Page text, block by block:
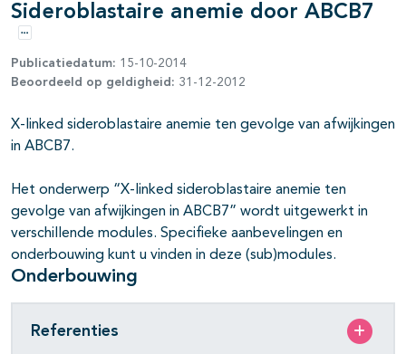
open- en dichtklappen
open- en dichtklappen
open- en dichtklappen
open- en dichtklappen
open- en dichtklappen
Sideroblastaire anemie door ABCB7
Opties
Publicatiedatum: 15-10-2014
Beoordeeld op geldigheid: 31-12-2012
X-linked sideroblastaire anemie ten gevolge van afwijkingen
in ABCB7.
Het onderwerp “X-linked sideroblastaire anemie ten
gevolge van afwijkingen in ABCB7” wordt uitgewerkt in
verschillende modules. Specifieke aanbevelingen en
onderbouwing kunt u vinden in deze (sub)modules.
Onderbouwing
Referenties